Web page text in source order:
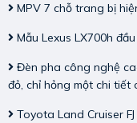
MPV 7 chỗ trang bị
Mẫu Lexus LX700h
Đèn pha công nghệ
đỏ, chỉ hỏng một chi tiết
Toyota Land Cruiser